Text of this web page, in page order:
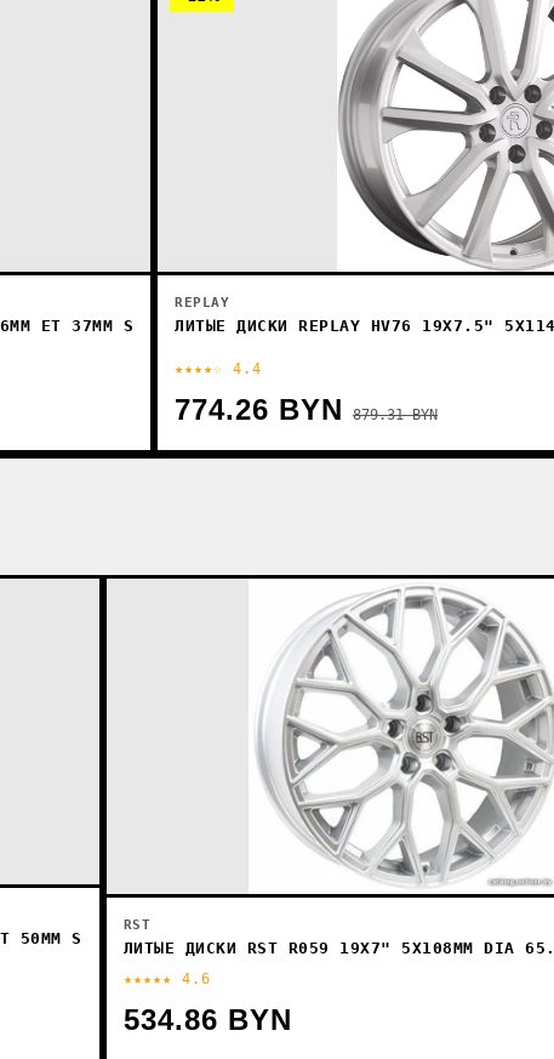
ET 37ММ S
REPLAY
ЛИТЫЕ ДИСКИ REPLAY HV76 19X7.5"
★★★★☆ 4.4
774.26 BYN 879.31 BYN
50ММ S
RST
ЛИТЫЕ ДИСКИ RST R059 19X7" 5X108ММ DIA
★★★★★ 4.6
534.86 BYN